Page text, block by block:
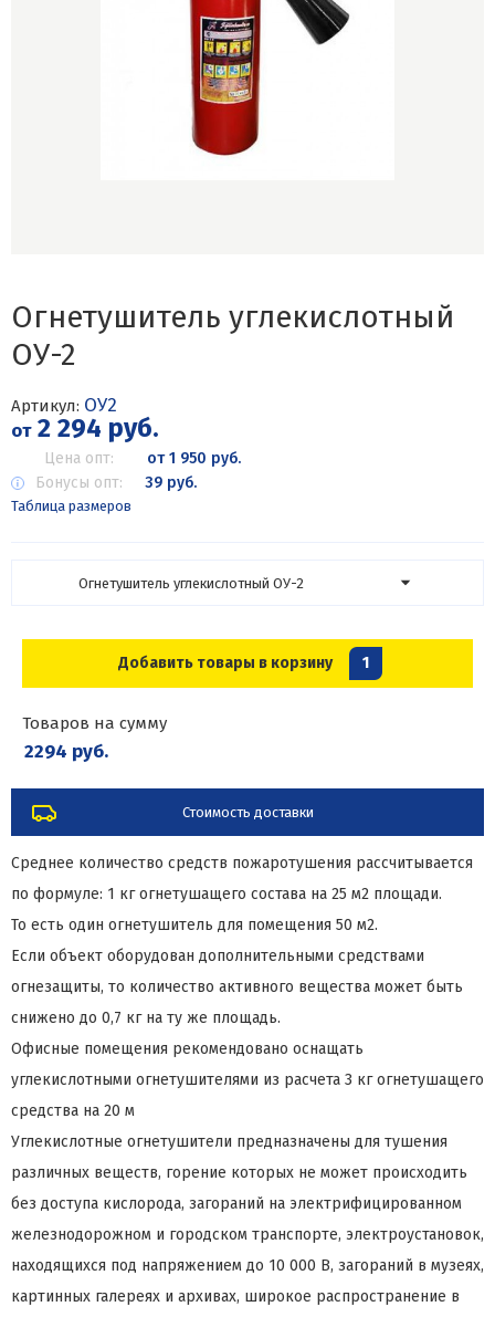
Огнетушитель углекислотный
ОУ-2
Артикул: ОУ2
от2 294 руб.
Цена опт:
от 1 950 руб.
Бонусы опт:
39 руб.
Таблица размеров
Огнетушитель углекислотный ОУ-2
Добавить товары в корзину 1
Товаров на сумму
2294 руб.
Стоимость доставки
Среднее количество средств пожаротушения рассчитывается
по формуле: 1 кг огнетушащего состава на 25 м2 площади.
То есть один огнетушитель для помещения 50 м2.
Если объект оборудован дополнительными средствами
огнезащиты, то количество активного вещества может быть
снижено до 0,7 кг на ту же площадь.
Офисные помещения рекомендовано оснащать
углекислотными огнетушителями из расчета 3 кг огнетушащего
средства на 20 м
Углекислотные огнетушители предназначены для тушения
различных веществ, горение которых не может происходить
без доступа кислорода, загораний на электрифицированном
железнодорожном и городском транспорте, электроустановок,
находящихся под напряжением до 10 000 В, загораний в музеях,
картинных галереях и архивах, широкое распространение в